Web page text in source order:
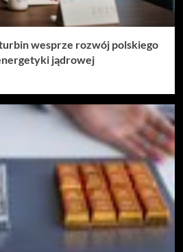
wesprze rozwój polskiego
jądrowej